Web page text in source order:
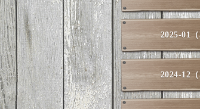
2025-01
2024-12